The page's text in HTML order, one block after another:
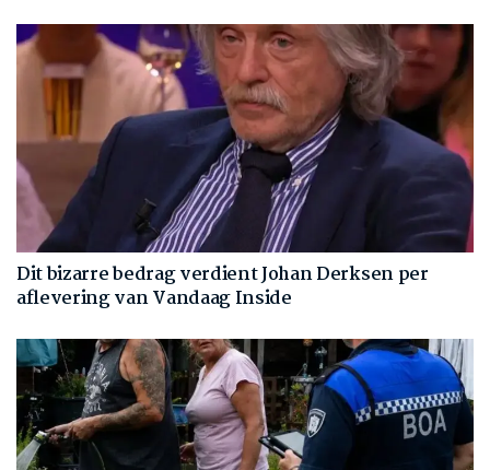
Dit bizarre bedrag verdient Johan Derksen per
aflevering van Vandaag Inside